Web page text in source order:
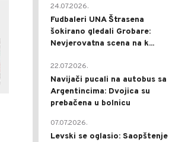
24.07.2026.
Fudbaleri UNA Štrasena
šokirano gledali Grobare:
Nevjerovatna scena na k...
22.07.2026.
Navijači pucali na autobus sa
Argentincima: Dvojica su
prebačena u bolnicu
07.07.2026.
Levski se oglasio: Saopštenje